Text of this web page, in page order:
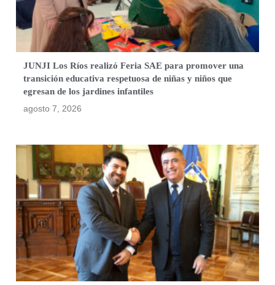
JUNJI Los Ríos realizó Feria SAE para promover una
transición educativa respetuosa de niñas y niños que
egresan de los jardines infantiles
agosto 7, 2026